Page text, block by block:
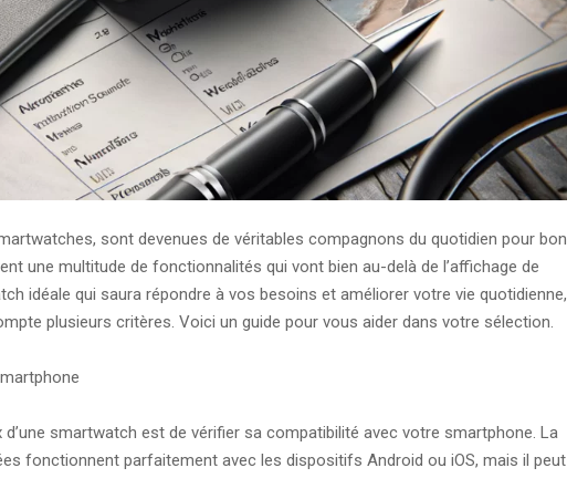
sont devenues de véritables compagnons du quotidien pour bon
une multitude de fonctionnalités qui vont bien au-delà de l’affichage de
idéale qui saura répondre à vos besoins et améliorer votre vie quotidienne,
plusieurs critères. Voici un guide pour vous aider dans votre sélection.
smartwatch est de vérifier sa compatibilité avec votre smartphone. La
fonctionnent parfaitement avec les dispositifs Android ou iOS, mais il peut